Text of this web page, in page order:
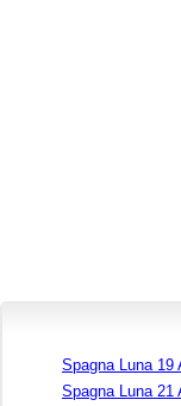
Spagna Luna 19
Spagna Luna 21